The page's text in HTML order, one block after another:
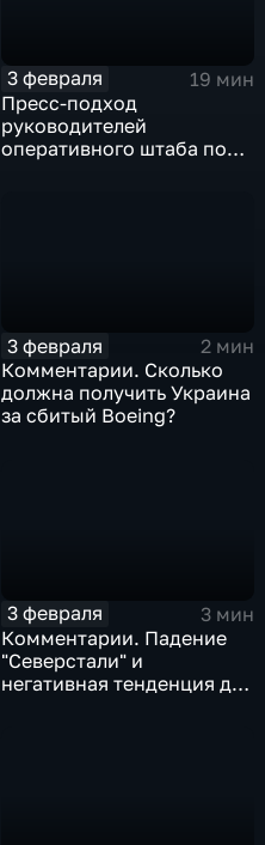
3 февраля
19 мин
Пресс-подход
руководителей
оперативного штаба по
3 февраля
2 мин
Комментарии. Сколько
должна получить Украина
за сбитый Boeing?
3 февраля
3 мин
Комментарии. Падение
"Северстали" и
негативная тенденция для